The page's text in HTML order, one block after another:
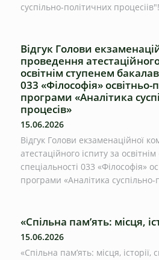
суспільно-політичних процесіів"!
Відгук Голови
проведення
освітнім ступенем
033 «Філософія» освітньо-
програми «Аналітика
процесів»
15.06.2026
Відгук Голови екзаменаційної
атестаційного іспиту за
спеціальності 033 «Філософія»
програми «Аналітика
«Спільна пам’ять: місця,
15.06.2026
«Спільна пам’ять: місця,